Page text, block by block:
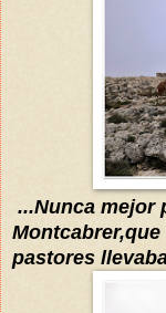
...Nunca mejor
Montcabrer,que
pastores